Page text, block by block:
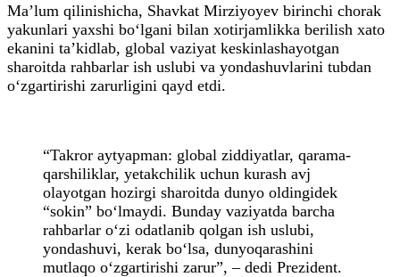
Ma’lum qilinishicha, Shavkat Mirziyoyev birinchi chorak
yakunlari yaxshi bo‘lgani bilan xotirjamlikka berilish xato
ekanini ta’kidlab, global vaziyat keskinlashayotgan
sharoitda rahbarlar ish uslubi va yondashuvlarini tubdan
o‘zgartirishi zarurligini qayd etdi.
“Takror aytyapman: global ziddiyatlar, qarama-
qarshiliklar, yetakchilik uchun kurash avj
olayotgan hozirgi sharoitda dunyo oldingidek
“sokin” bo‘lmaydi. Bunday vaziyatda barcha
rahbarlar o‘zi odatlanib qolgan ish uslubi,
yondashuvi, kerak bo‘lsa, dunyoqarashini
mutlaqo o‘zgartirishi zarur”, – dedi Prezident.